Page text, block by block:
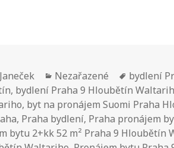
Rubriky:
Nezařazené Štítky:
bydlení
, bydlení Praha 9 Hloubětín
, byt na pronájem Suomi Praha
, Praha bydlení, Praha pronájem
bytu 2+kk 52 m² Praha 9 Hloubětín